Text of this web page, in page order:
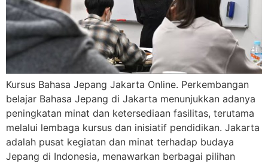
Kursus Bahasa Jepang Jakarta Online. Perkembangan
belajar Bahasa Jepang di Jakarta menunjukkan adanya
peningkatan minat dan ketersediaan fasilitas, terutama
melalui lembaga kursus dan inisiatif pendidikan. Jakarta
adalah pusat kegiatan dan minat terhadap budaya
Jepang di Indonesia, menawarkan berbagai pilihan